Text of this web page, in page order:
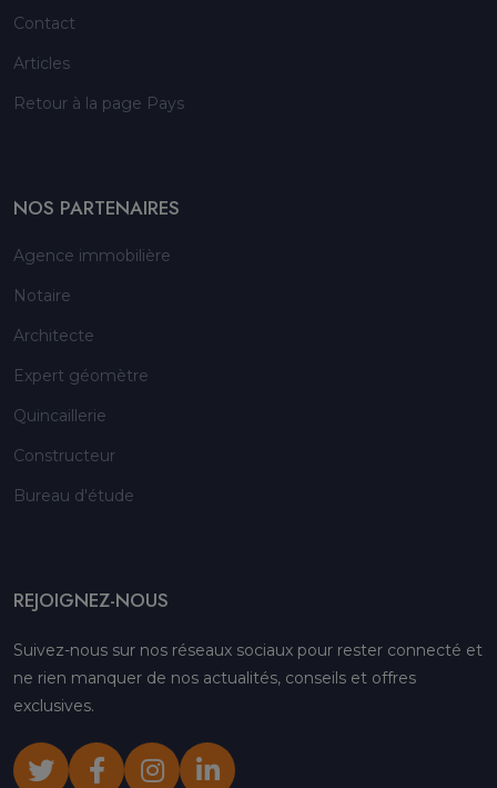
Contact
Articles
Retour à la page Pays
NOS PARTENAIRES
Agence immobilière
Notaire
Architecte
Expert géomètre
Quincaillerie
Constructeur
Bureau d'étude
REJOIGNEZ-NOUS
Suivez-nous sur nos réseaux sociaux pour rester connecté et
ne rien manquer de nos actualités, conseils et offres
exclusives.